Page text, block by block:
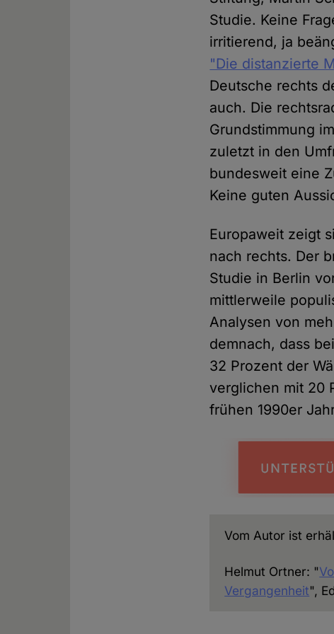
Studie. Keine
irritierend, ja
"Die distanzierte
Deutsche rechts
auch. Die
Grundstimmung
zuletzt in den
bundesweit eine
Keine guten
Europaweit zeigt
nach rechts. Der
Studie in Berlin
mittlerweile
Analysen von
demnach, dass
32 Prozent der
verglichen mit 20
frühen 1990er
Vom Autor ist
Helmut Ortner: "
Vergangenheit",